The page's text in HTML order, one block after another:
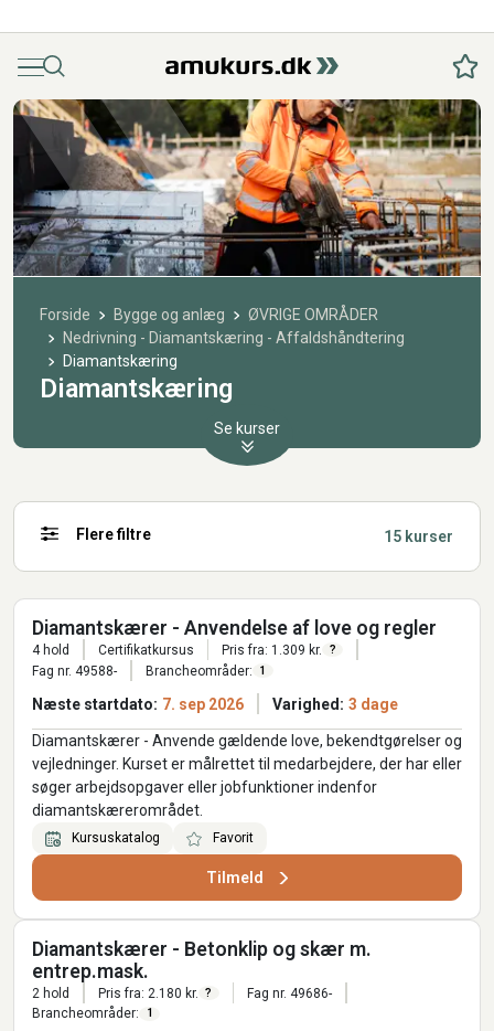
MenuSøg
Forside Bygge og anlæg
ØVRIGE OMRÅDER
Nedrivning - Diamantskæring - Affaldshåndtering
Diamantskæring
Diamantskæring
Se kurser
Flere filtre 15 kurser
Diamantskærer - Anvendelse af love og regler
4 hold Certifikatkursus Pris fra: 1.309 kr. ?
Fag nr. 49588- Brancheområder: 1
Næste startdato: 7. sep 2026 Varighed: 3 dage
Diamantskærer - Anvende gældende love, bekendtgørelser og
vejledninger. Kurset er målrettet til medarbejdere, der har eller
søger arbejdsopgaver eller jobfunktioner indenfor
diamantskærerområdet.
Kursuskatalog Favorit
Tilmeld
Diamantskærer - Betonklip og skær m.
entrep.mask.
2 hold Pris fra: 2.180 kr. ?
Fag nr. 49686-
Brancheområder:
1